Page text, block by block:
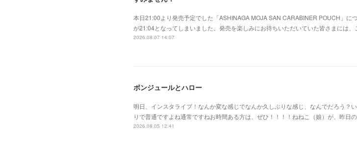
本日21:00より発売予定でした「ASHINAGA MOJA SAN CARABINER POUCH」に
が21:04となってしまいました。発売を楽しみにお待ちいただいていた皆さまには、
2026.08.07 14:07
ボンジュールとハロー
明日、インスタライブ！なんか変な感じでなんか久しぶりな感じ、なんでだろう？
りで普通ですよね通常ですねお時間ある方は、ぜひ！！！！ねねこ（娘）が、昨日
2026.08.05 12:41